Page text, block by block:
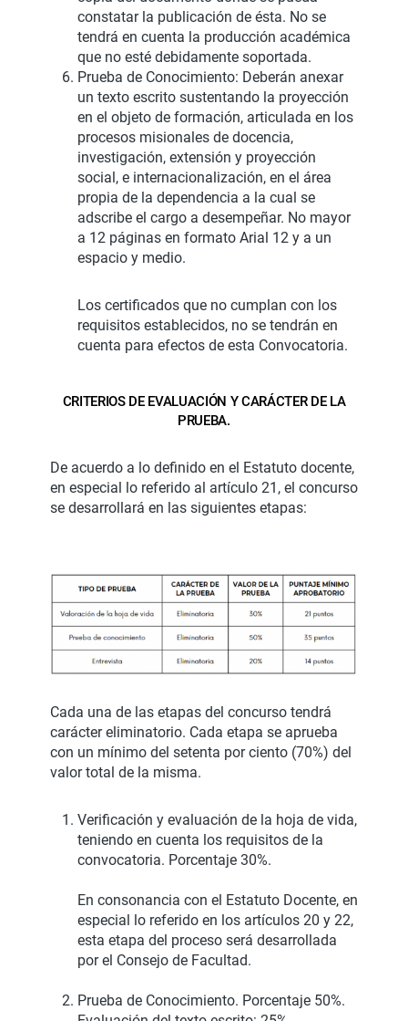
constatar la publicación de ésta. No se
tendrá en cuenta la producción académica
que no esté debidamente soportada.
Prueba de Conocimiento: Deberán anexar
un texto escrito sustentando la proyección
en el objeto de formación, articulada en los
procesos misionales de docencia,
investigación, extensión y proyección
social, e internacionalización, en el área
propia de la dependencia a la cual se
adscribe el cargo a desempeñar. No mayor
a 12 páginas en formato Arial 12 y a un
espacio y medio.
Los certificados que no cumplan con los
requisitos establecidos, no se tendrán en
cuenta para efectos de esta Convocatoria.
CRITERIOS DE EVALUACIÓN Y CARÁCTER DE LA
PRUEBA.
De acuerdo a lo definido en el Estatuto docente,
en especial lo referido al artículo 21, el concurso
se desarrollará en las siguientes etapas:
Cada una de las etapas del concurso tendrá
carácter eliminatorio. Cada etapa se aprueba
con un mínimo del setenta por ciento (70%) del
valor total de la misma.
Verificación y evaluación de la hoja de vida,
teniendo en cuenta los requisitos de la
convocatoria. Porcentaje 30%.
En consonancia con el Estatuto Docente, en
especial lo referido en los artículos 20 y 22,
esta etapa del proceso será desarrollada
por el Consejo de Facultad.
Prueba de Conocimiento. Porcentaje 50%.